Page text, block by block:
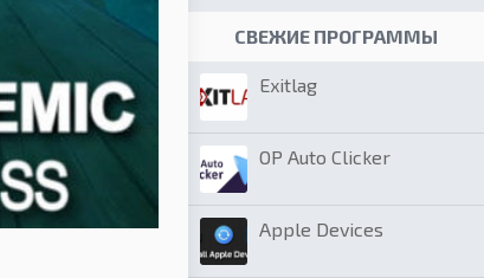
СВЕЖИЕ ПРОГРАММЫ
Exitlag
OP Auto Clicker
Apple Devices